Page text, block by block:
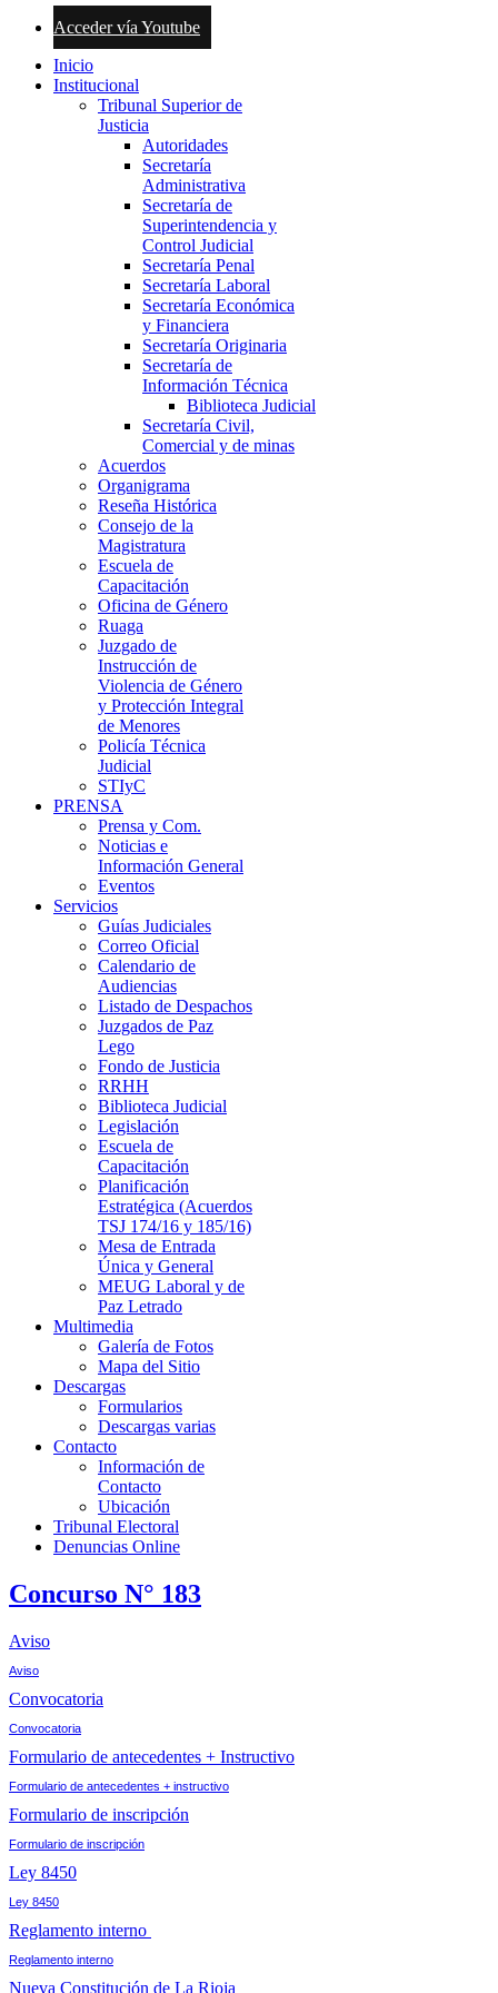
Acceder vía Youtube
Inicio
Institucional
Tribunal Superior de
Justicia
Autoridades
Secretaría
Administrativa
Secretaría de
Superintendencia y
Control Judicial
Secretaría Penal
Secretaría Laboral
Secretaría Económica
y Financiera
Secretaría Originaria
Secretaría de
Información Técnica
Biblioteca Judicial
Secretaría Civil,
Comercial y de minas
Acuerdos
Organigrama
Reseña Histórica
Consejo de la
Magistratura
Escuela de
Capacitación
Oficina de Género
Ruaga
Juzgado de
Instrucción de
Violencia de Género
y Protección Integral
de Menores
Policía Técnica
Judicial
STIyC
PRENSA
Prensa y Com.
Noticias e
Información General
Eventos
Servicios
Guías Judiciales
Correo Oficial
Calendario de
Audiencias
Listado de Despachos
Juzgados de Paz
Lego
Fondo de Justicia
RRHH
Biblioteca Judicial
Legislación
Escuela de
Capacitación
Planificación
Estratégica (Acuerdos
TSJ 174/16 y 185/16)
Mesa de Entrada
Única y General
MEUG Laboral y de
Paz Letrado
Multimedia
Galería de Fotos
Mapa del Sitio
Descargas
Formularios
Descargas varias
Contacto
Información de
Contacto
Ubicación
Tribunal Electoral
Denuncias Online
Concurso N° 183
Aviso
Aviso
Convocatoria
Convocatoria
Formulario de antecedentes + Instructivo
Formulario de antecedentes + instructivo
Formulario de inscripción
Formulario de inscripción
Ley 8450
Ley 8450
Reglamento interno
Reglamento interno
Nueva Constitución de La Rioja